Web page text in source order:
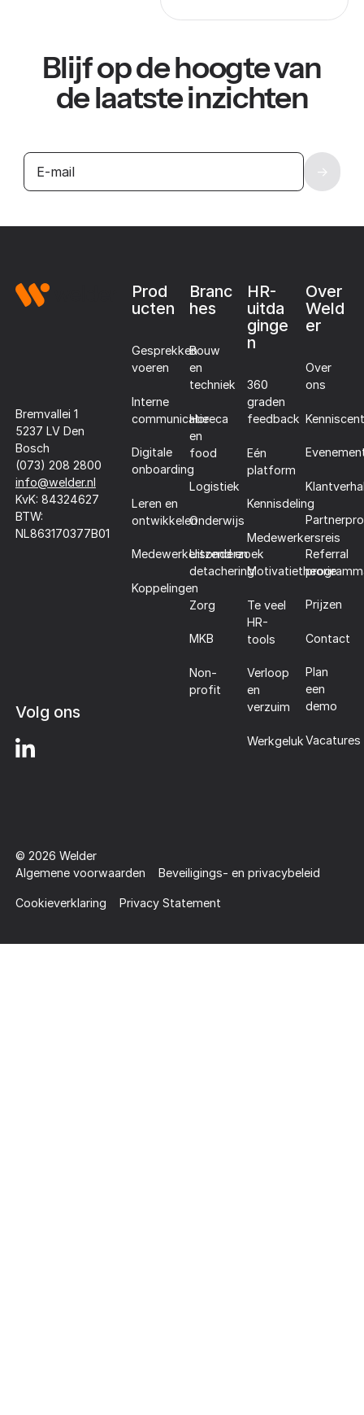
Blijf op de hoogte van
de laatste inzichten
Bremvallei 1
5237 LV Den
Bosch
(073) 208 2800
info@welder.nl
KvK: 84324627
BTW:
NL863170377B01
Volg ons
Prod
ucten
Gesprekken
voeren
Interne
communicatie
Digitale
onboarding
Leren en
ontwikkelen
Medewerkersonderzoek
Koppelingen
Branc
hes
Bouw
en
techniek
Horeca
en
food
Logistiek
Onderwijs
Uitzend en
detachering
Zorg
MKB
Non-
profit
HR-
uitda
ginge
n
360
graden
feedback
Eén
platform
Kennisdeling
Medewerkersreis
Motivatietheorie
Te veel
HR-
tools
Verloop
en
verzuim
Werkgeluk
Over
Weld
er
Over
ons
Referral
Prijzen
Contact
Plan
een
demo
Vacatures
© 2026 Welder
Algemene voorwaarden
Beveiligings- en privacybeleid
Cookieverklaring Privacy Statement